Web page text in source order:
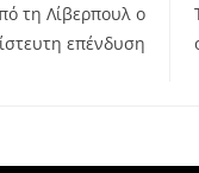
τη Λίβερπουλ ο
επένδυση